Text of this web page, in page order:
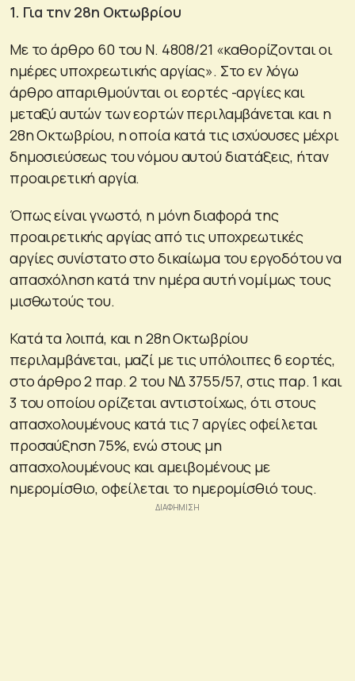
1. Για την 28η Οκτωβρίου
Με το άρθρο 60 του Ν. 4808/21 «καθορίζονται οι
ημέρες υποχρεωτικής αργίας». Στο εν λόγω
άρθρο απαριθμούνται οι εορτές -αργίες και
μεταξύ αυτών των εορτών περιλαμβάνεται και η
28η Οκτωβρίου, η οποία κατά τις ισχύουσες μέχρι
δημοσιεύσεως του νόμου αυτού διατάξεις, ήταν
προαιρετική αργία.
Όπως είναι γνωστό, η μόνη διαφορά της
προαιρετικής αργίας από τις υποχρεωτικές
αργίες συνίστατο στο δικαίωμα του εργοδότου να
απασχόληση κατά την ημέρα αυτή νομίμως τους
μισθωτούς του.
Κατά τα λοιπά, και η 28η Οκτωβρίου
περιλαμβάνεται, μαζί με τις υπόλοιπες 6 εορτές,
στο άρθρο 2 παρ. 2 του ΝΔ 3755/57, στις παρ. 1 και
3 του οποίου ορίζεται αντιστοίχως, ότι στους
απασχολουμένους κατά τις 7 αργίες οφείλεται
προσαύξηση 75%, ενώ στους μη
απασχολουμένους και αμειβομένους με
ημερομίσθιο, οφείλεται το ημερομίσθιό τους.